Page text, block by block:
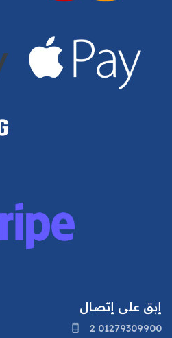
إبق على إتصال
2 01279309900